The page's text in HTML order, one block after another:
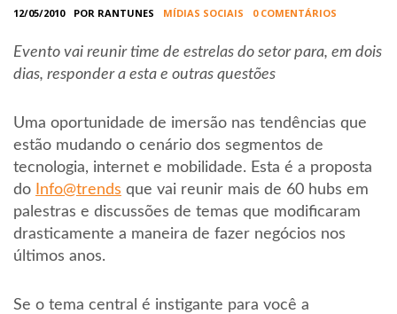
12/05/2010 POR RANTUNES MÍDIAS SOCIAIS 0 COMENTÁRIOS
Evento vai reunir time de estrelas do setor para, em dois
dias, responder a esta e outras questões
Uma oportunidade de imersão nas tendências que
estão mudando o cenário dos segmentos de
tecnologia, internet e mobilidade. Esta é a proposta
do
Info@trends que vai reunir mais de 60 hubs em
palestras e discussões de temas que modificaram
drasticamente a maneira de fazer negócios nos
últimos anos.
Se o tema central é instigante para você a